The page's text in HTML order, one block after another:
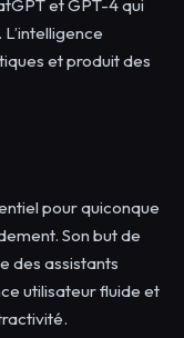
et GPT-4 qui
et produit des
pour quiconque
Son but de
des assistants
utilisateur fluide et